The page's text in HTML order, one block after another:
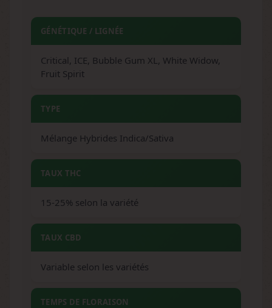
GÉNÉTIQUE / LIGNÉE
Critical, ICE, Bubble Gum XL, White Widow,
Fruit Spirit
TYPE
Mélange Hybrides Indica/Sativa
TAUX THC
15-25% selon la variété
TAUX CBD
Variable selon les variétés
TEMPS DE FLORAISON